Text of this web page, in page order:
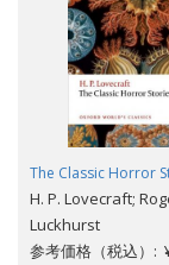
The Classic Horror
H. P. Lovecraft;
Luckhurst
参考価格（税込）: